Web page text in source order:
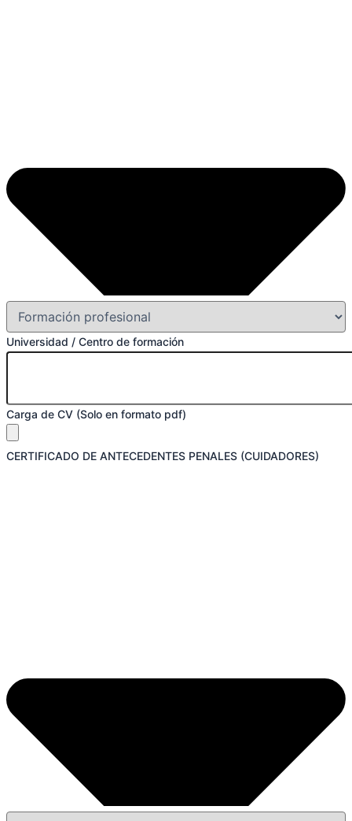
Universidad / Centro de formación
Carga de CV (Solo en formato pdf)
CERTIFICADO DE ANTECEDENTES PENALES (CUIDADORES)